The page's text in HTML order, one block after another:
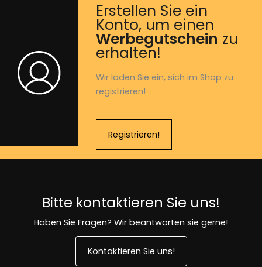
Erstellen Sie ein
Konto, um einen
Werbegutschein zu
erhalten!
Wir laden Sie ein, sich im Shop zu
registrieren!
Registrieren!
Bitte kontaktieren Sie uns!
Haben Sie Fragen? Wir beantworten sie gerne!
Kontaktieren Sie uns!